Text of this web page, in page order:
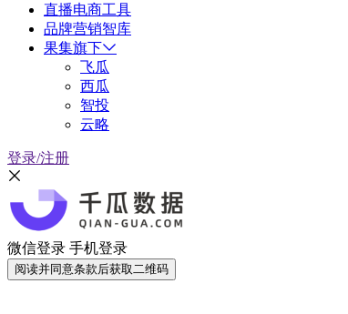
直播电商工具
品牌营销智库
果集旗下
飞瓜
西瓜
智投
云略
登录/注册
微信登录 手机登录
阅读并同意条款后获取二维码